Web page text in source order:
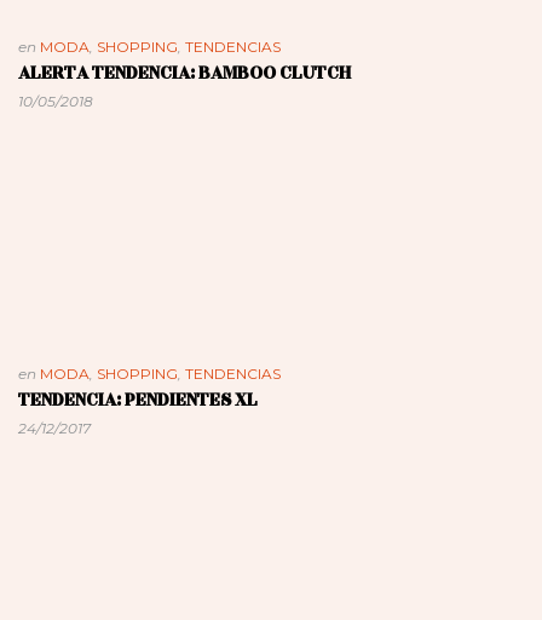
en MODA, SHOPPING, TENDENCIAS
ALERTA TENDENCIA: BAMBOO CLUTCH
10/05/2018
en MODA, SHOPPING, TENDENCIAS
TENDENCIA: PENDIENTES XL
24/12/2017